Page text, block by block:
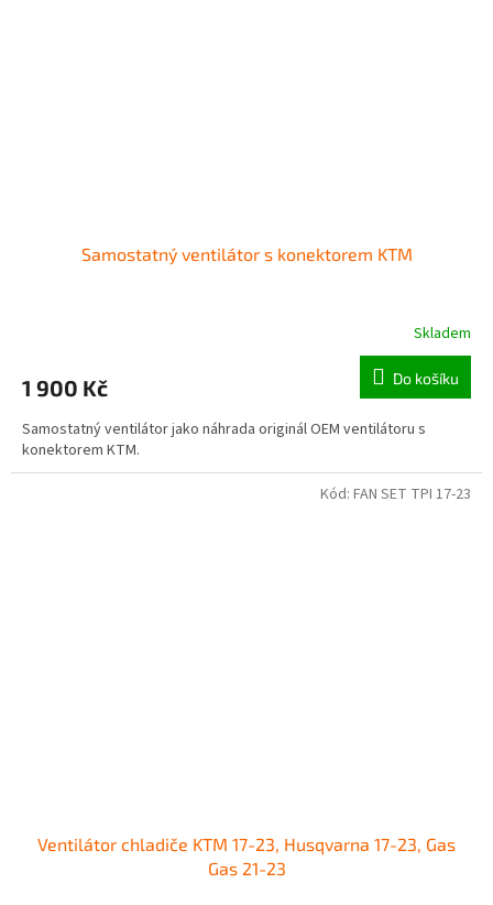
Samostatný ventilátor s konektorem KTM
Skladem
1 900 Kč Do košíku
Samostatný ventilátor jako náhrada originál OEM ventilátoru s
konektorem KTM.
Ventilátor chladiče KTM 17-23, Husqvarna 17-23, Gas
Gas 21-23
Kód: FAN SET TPI 17-23